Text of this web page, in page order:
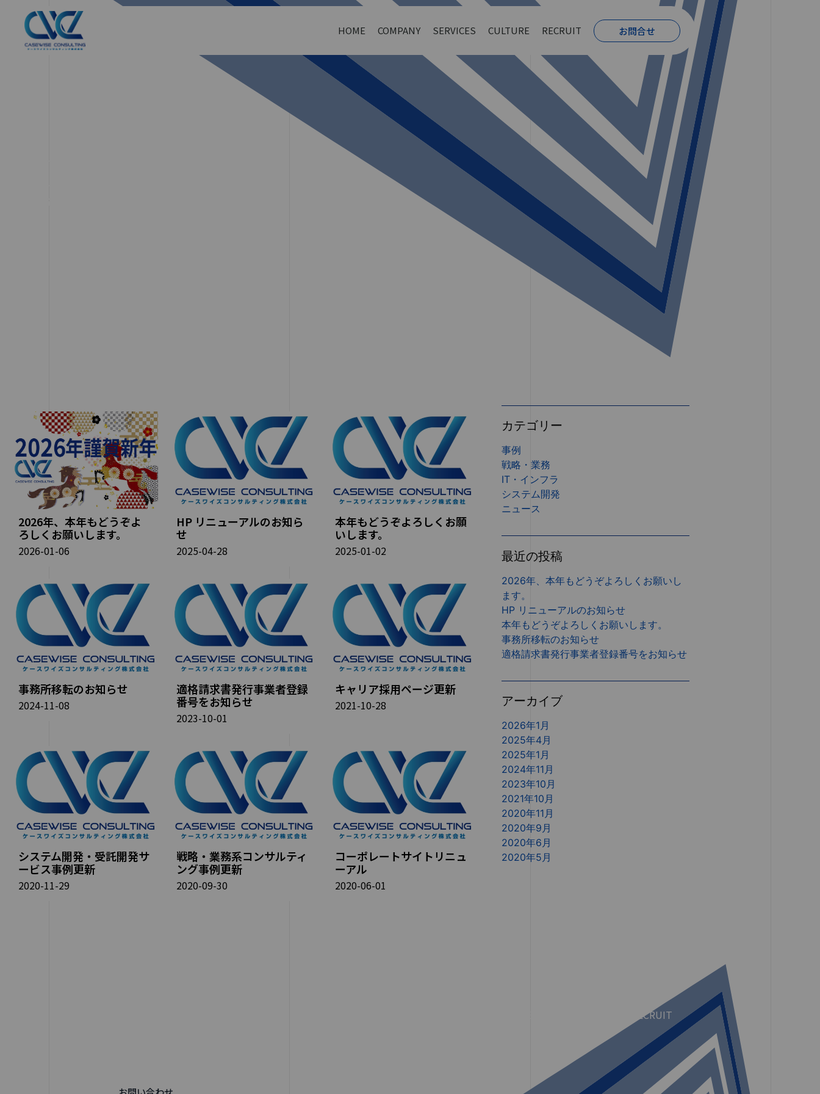
HOME COMPANY SERVICES CULTURE RECRUIT お問合せ
2026年、本年もどうぞよ
ろしくお願いします。
2026-01-06
HP リニューアルのお知ら
せ
2025-04-28
本年もどうぞよろしくお願
いします。
2025-01-02
事務所移転のお知らせ
2024-11-08
適格請求書発行事業者登録
番号をお知らせ
2023-10-01
キャリア採用ページ更新
2021-10-28
システム開発・受託開発サ
ービス事例更新
2020-11-29
戦略・業務系コンサルティ
ング事例更新
2020-09-30
コーポレートサイトリニュ
ーアル
2020-06-01
カテゴリー
事例
戦略・業務
IT・インフラ
システム開発
ニュース
最近の投稿
2026年、本年もどうぞよろしくお願いし
ます。
HP リニューアルのお知らせ
本年もどうぞよろしくお願いします。
事務所移転のお知らせ
適格請求書発行事業者登録番号をお知らせ
アーカイブ
2026年1月
2025年4月
2025年1月
2024年11月
2023年10月
2021年10月
2020年11月
2020年9月
2020年6月
2020年5月
RECRUIT